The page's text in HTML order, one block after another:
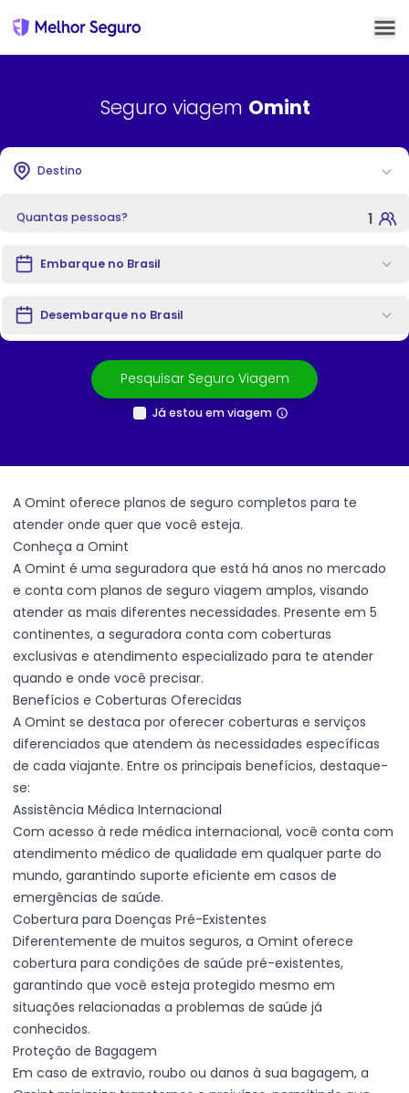
AFILIADOS
BLOG
CONTA
Seguro viagem Omint
Destino
Quantas pessoas? 1
Embarque no Brasil
Desembarque no Brasil
Pesquisar Seguro Viagem
Já estou em viagem
A Omint oferece planos de seguro completos para te
atender onde quer que você esteja.
Conheça a Omint
A Omint é uma seguradora que está há anos no mercado
e conta com planos de seguro viagem amplos, visando
atender as mais diferentes necessidades. Presente em 5
continentes, a seguradora conta com coberturas
exclusivas e atendimento especializado para te atender
quando e onde você precisar.
Benefícios e Coberturas Oferecidas
A Omint se destaca por oferecer coberturas e serviços
diferenciados que atendem às necessidades específicas
de cada viajante. Entre os principais benefícios, destaque-
se:
Assistência Médica Internacional
Com acesso à rede médica internacional, você conta com
atendimento médico de qualidade em qualquer parte do
mundo, garantindo suporte eficiente em casos de
emergências de saúde.
Cobertura para Doenças Pré-Existentes
Diferentemente de muitos seguros, a Omint oferece
cobertura para condições de saúde pré-existentes,
garantindo que você esteja protegido mesmo em
situações relacionadas a problemas de saúde já
conhecidos.
Proteção de Bagagem
Em caso de extravio, roubo ou danos à sua bagagem, a